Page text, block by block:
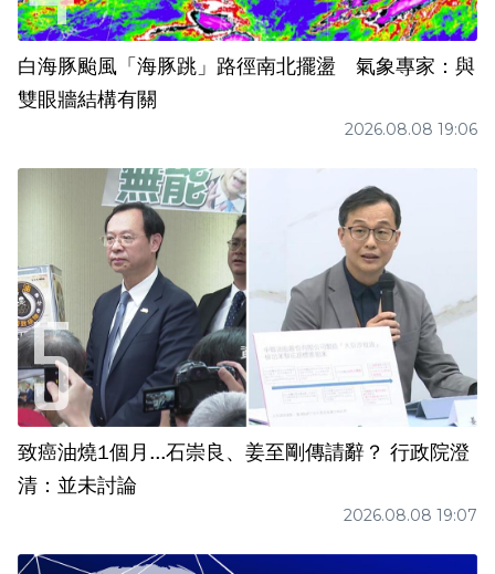
白海豚颱風「海豚跳」路徑南北擺盪 氣象專家：與
雙眼牆結構有關
2026.08.08 19:06
致癌油燒1個月...石崇良、姜至剛傳請辭？ 行政院澄
清：並未討論
2026.08.08 19:07